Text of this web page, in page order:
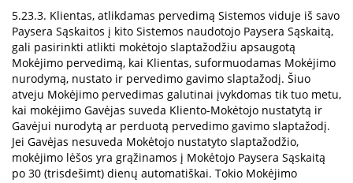
5.23.3. Klientas, atlikdamas pervedimą Sistemos viduje iš savo
Paysera Sąskaitos į kito Sistemos naudotojo Paysera Sąskaitą,
gali pasirinkti atlikti mokėtojo slaptažodžiu apsaugotą
Mokėjimo pervedimą, kai Klientas, suformuodamas Mokėjimo
nurodymą, nustato ir pervedimo gavimo slaptažodį. Šiuo
atveju Mokėjimo pervedimas galutinai įvykdomas tik tuo metu,
kai mokėjimo Gavėjas suveda Kliento-Mokėtojo nustatytą ir
Gavėjui nurodytą ar perduotą pervedimo gavimo slaptažodį.
Jei Gavėjas nesuveda Mokėtojo nustatyto slaptažodžio,
mokėjimo lėšos yra grąžinamos į Mokėtojo Paysera Sąskaitą
po 30 (trisdešimt) dienų automatiškai. Tokio Mokėjimo